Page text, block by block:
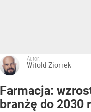
Autor:
Witold Ziomek
Farmacja:
branżę do 2030